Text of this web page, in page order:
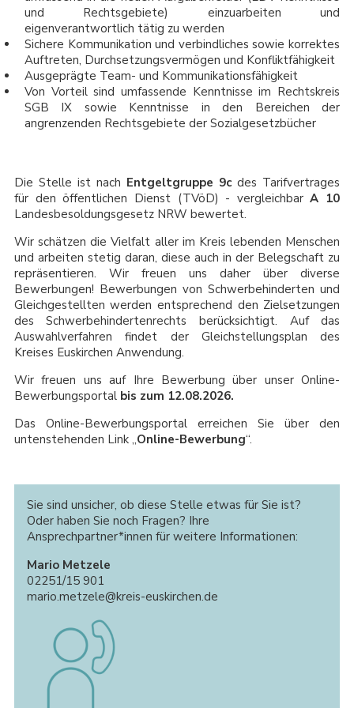
und Rechtsgebiete) einzuarbeiten und
eigenverantwortlich tätig zu werden
Sichere Kommunikation und verbindliches sowie korrektes
Auftreten, Durchsetzungsvermögen und Konfliktfähigkeit
Ausgeprägte Team- und Kommunikationsfähigkeit
Von Vorteil sind umfassende Kenntnisse im Rechtskreis
SGB IX sowie Kenntnisse in den Bereichen der
angrenzenden Rechtsgebiete der Sozialgesetzbücher
Die Stelle ist nach Entgeltgruppe 9c des Tarifvertrages
für den öffentlichen Dienst (TVöD) - vergleichbarA 10
Landesbesoldungsgesetz NRW bewertet.
Wir schätzen die Vielfalt aller im Kreis lebenden Menschen
und arbeiten stetig daran, diese auch in der Belegschaft zu
repräsentieren. Wir freuen uns daher über diverse
Bewerbungen! Bewerbungen von Schwerbehinderten und
Gleichgestellten werden entsprechend den Zielsetzungen
des Schwerbehindertenrechts berücksichtigt. Auf das
Auswahlverfahren findet der Gleichstellungsplan des
Kreises Euskirchen Anwendung.
Wir freuen uns auf Ihre Bewerbung über unser Online-
Bewerbungsportal bis zum 12.08.2026.
Das Online-Bewerbungsportal erreichen Sie über den
untenstehenden Link „Online-Bewerbung“.
Sie sind unsicher, ob diese Stelle etwas für Sie ist?
Oder haben Sie noch Fragen? Ihre
Ansprechpartner*innen für weitere Informationen:
Mario Metzele
02251/15 901
mario.metzele@kreis-euskirchen.de